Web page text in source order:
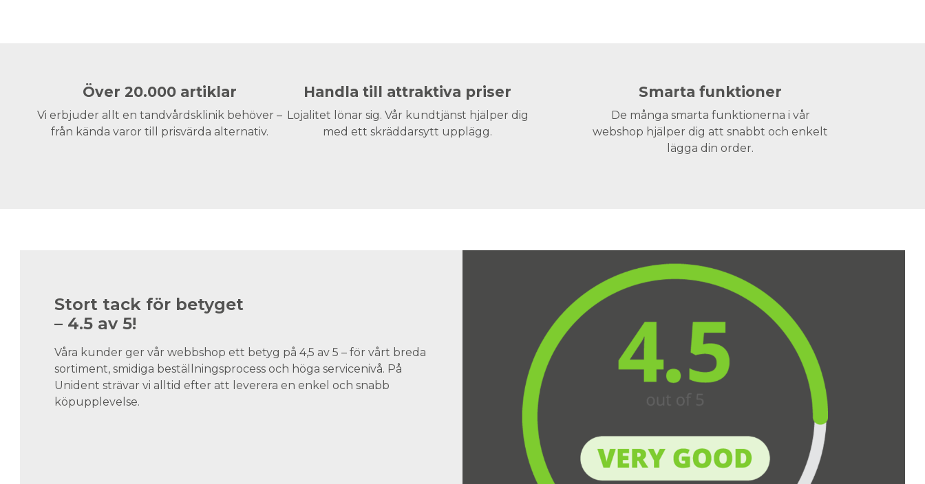
Över 20.000 artiklar
Vi erbjuder allt en tandvårdsklinik behöver –
från kända varor till prisvärda alternativ.
Handla till attraktiva priser
Lojalitet lönar sig. Vår kundtjänst hjälper dig
med ett skräddarsytt upplägg.
Smarta funktioner
De många smarta funktionerna i vår
webshop hjälper dig att snabbt och enkelt
lägga din order.
Stort tack för betyget
– 4.5 av 5!
Våra kunder ger vår webbshop ett betyg på 4,5 av 5 – för vårt breda
sortiment, smidiga beställningsprocess och höga servicenivå. På
Unident strävar vi alltid efter att leverera en enkel och snabb
köpupplevelse.